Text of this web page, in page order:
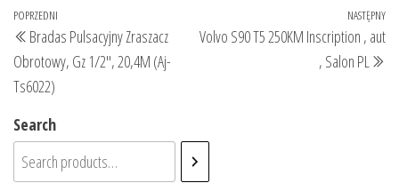
Nawigacja
wpisu
Poprzedni
wpis
POPRZEDNI
Bradas Pulsacyjny Zraszacz
Obrotowy, Gz 1/2″, 20,4M (Aj-
Ts6022)
NASTĘPNY
Volvo S90 T5 250KM Inscription , aut
, Salon PL
Search